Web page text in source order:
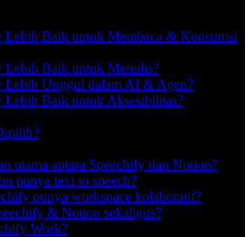
Lebih Baik untuk Membaca & Konsumsi
Lebih Baik untuk Menulis?
Lebih Unggul dalam AI & Agen?
Lebih Baik untuk Aksesibilitas?
utama antara Speechify dan Notion?
punya text to speech?
punya workspace kolaboratif?
& Notion sekaligus?
Work?